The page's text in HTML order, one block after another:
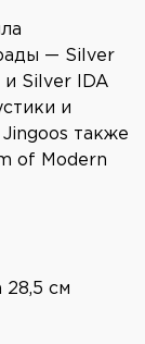
— Silver
и Silver IDA
и
также
of Modern
28,5 см